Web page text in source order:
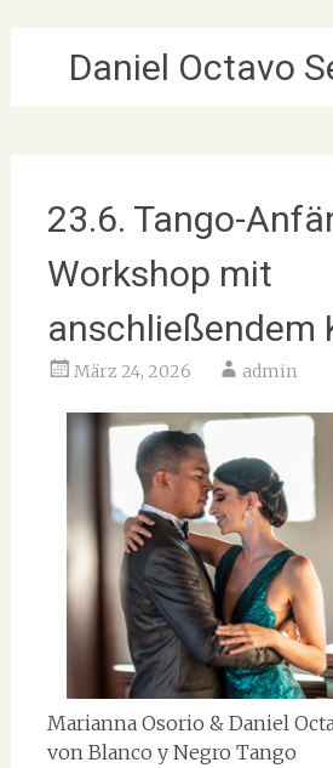
Daniel Octavo
23.6. Tango-
Workshop mit
anschließendem
März 24, 2026 admin
Marianna Osorio & Daniel
von Blanco y Negro Tango